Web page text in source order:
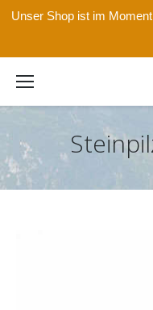
Unser Shop ist im